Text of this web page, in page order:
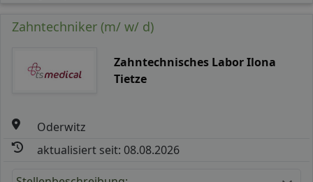
Zahntechniker (m/ w/ d)
Zahntechnisches Labor Ilona
Tietze
Oderwitz
aktualisiert seit: 08.08.2026